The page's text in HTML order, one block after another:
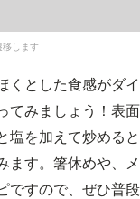
します
くとした食感がダ
てみましょう！表
塩を加えて炒める
ます。箸休めや、
ですので、ぜひ普